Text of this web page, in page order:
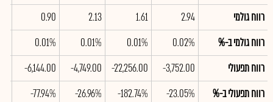
רווח גולמי
2.94
1.61
2.13
0.90
רווח גולמי ב-%
0.02%
0.01%
0.01%
0.01%
רווח תפעולי
-3,752.00
-22,256.00
-4,749.00
-6,144.00
רווח תפעולי ב-%
-23.05%
-182.74%
-26.96%
-77.94%